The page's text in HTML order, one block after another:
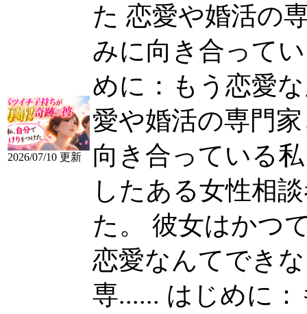
2026/07/10 更新
た 恋愛や婚活の
みに向き合って
めに：もう恋愛
愛や婚活の専門
向き合っている
したある女性相
た。 彼女はかつ
恋愛なんてでき
専...... はじめに